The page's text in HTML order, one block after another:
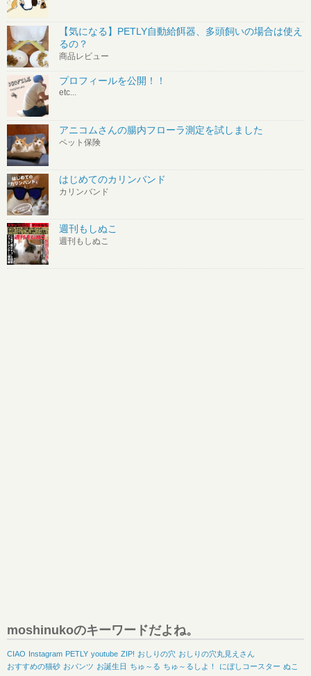
【気になる】PETLY自動給餌器、多頭飼いの場合は使え
るの？
商品レビュー
プロフィールを公開！！
etc...
アニコムさんの腸内フローラ測定を試しました
ペット保険
はじめてのカリンバンド
カリンバンド
週刊もしぬこ
週刊もしぬこ
moshinukoのキーワードだよね。
CIAO Instagram PETLY youtube ZIP! おしりの穴 おしりの穴丸見えさん
おすすめの猫砂 おパンツ お誕生日 ちゅ～る ちゅ～るしよ！ にぼしコースター ぬこ